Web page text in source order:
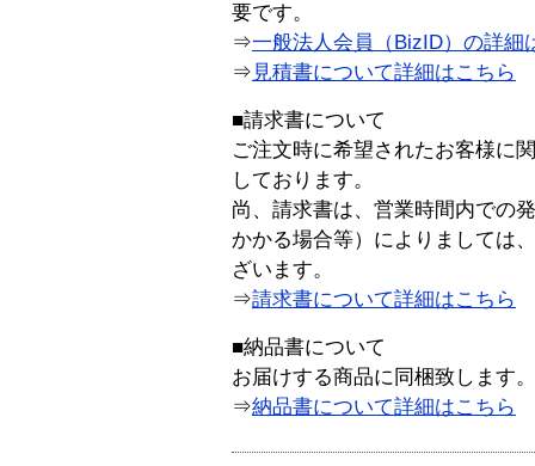
要です。
⇒一般法人会員（BizID）の詳細
⇒ 見積書について詳細はこちら
■請求書について
ご注文時に希望されたお客様に
しております。
尚、請求書は、営業時間内での
かかる場合等）によりましては
ざいます。
⇒請求書について詳細はこちら
■納品書について
お届けする商品に同梱致します。
⇒納品書について詳細はこちら